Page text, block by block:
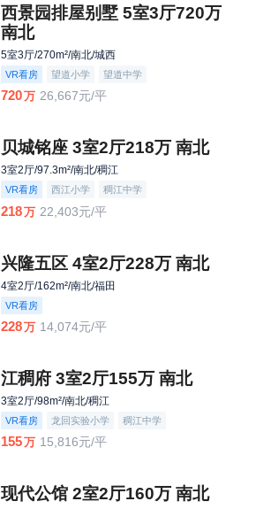
西景园排屋别墅 5室3厅720万
南北
5室3厅/270m²/南北/城西
VR看房 望道小学 望道中学
720万 26,667元/平
贝城铭座 3室2厅218万 南北
3室2厅/97.3m²/南北/稠江
VR看房 西江小学 稠江中学
218万 22,403元/平
兴隆五区 4室2厅228万 南北
4室2厅/162m²/南北/福田
VR看房
228万 14,074元/平
江稠府 3室2厅155万 南北
3室2厅/98m²/南北/稠江
VR看房 龙回实验小学 稠江中学
155万 15,816元/平
现代公馆 2室2厅160万 南北